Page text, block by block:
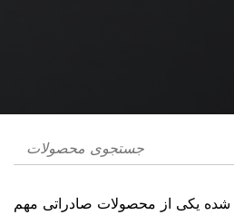
شده یکی از محصولات صادراتی مهم